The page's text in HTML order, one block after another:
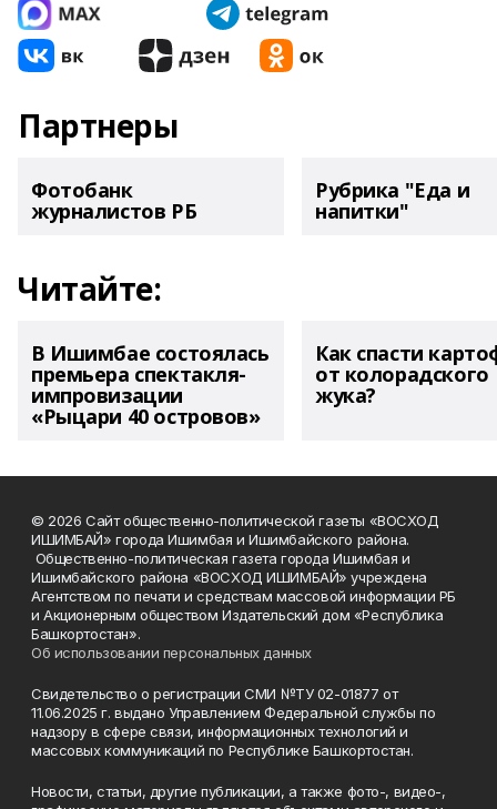
Партнеры
Фотобанк
журналистов РБ
Рубрика "Еда и
напитки"
Читайте:
В Ишимбае состоялась
премьера спектакля-
импровизации
«Рыцари 40 островов»
Как спасти
от колорадского
жука?
© 2026 Сайт общественно-политической газеты «ВОСХОД
ИШИМБАЙ» города Ишимбая и Ишимбайского района.
Общественно-политическая газета города Ишимбая и
Ишимбайского района «ВОСХОД ИШИМБАЙ» учреждена
Агентством по печати и средствам массовой информации РБ
и Акционерным обществом Издательский дом «Республика
Башкортостан».
Об использовании персональных данных
Свидетельство о регистрации СМИ №ТУ 02-01877 от
11.06.2025 г. выдано Управлением Федеральной службы по
надзору в сфере связи, информационных технологий и
массовых коммуникаций по Республике Башкортостан.
Новости, статьи, другие публикации, а также фото-, видео-,